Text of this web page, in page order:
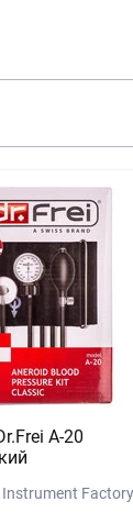
A-20
Instrument Factory